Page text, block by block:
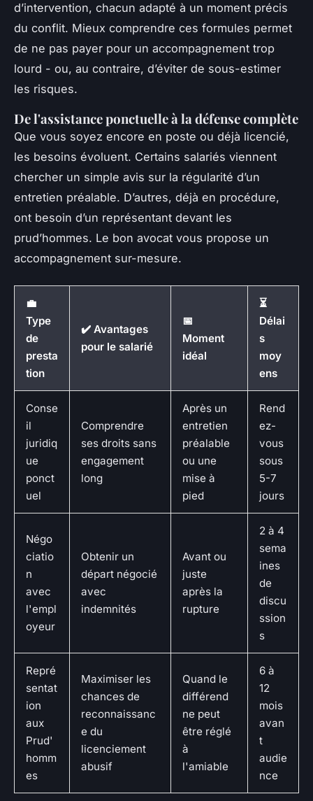
d’intervention, chacun adapté à un moment précis
du conflit. Mieux comprendre ces formules permet
de ne pas payer pour un accompagnement trop
lourd - ou, au contraire, d’éviter de sous-estimer
les risques.
De l'assistance ponctuelle à la défense complète
Que vous soyez encore en poste ou déjà licencié,
les besoins évoluent. Certains salariés viennent
chercher un simple avis sur la régularité d’un
entretien préalable. D’autres, déjà en procédure,
ont besoin d’un représentant devant les
prud’hommes. Le bon avocat vous propose un
accompagnement sur-mesure.
💼
Type
de
presta
tion
✔️ Avantages
pour le salarié
📅
Moment
idéal
⏳
Délai
s
moy
ens
Conse
il
juridiq
ue
ponct
uel
Comprendre
ses droits sans
engagement
long
Après un
entretien
préalable
ou une
mise à
pied
Rend
ez-
vous
sous
5-7
jours
Négo
ciatio
n
avec
l'empl
oyeur
Obtenir un
départ négocié
avec
indemnités
Avant ou
juste
après la
rupture
2 à 4
sema
ines
de
discu
ssion
s
Repré
sentat
ion
aux
Prud'
homm
es
Maximiser les
chances de
reconnaissanc
e du
licenciement
abusif
Quand le
différend
ne peut
être réglé
à
l'amiable
6 à
12
mois
avan
t
audie
nce